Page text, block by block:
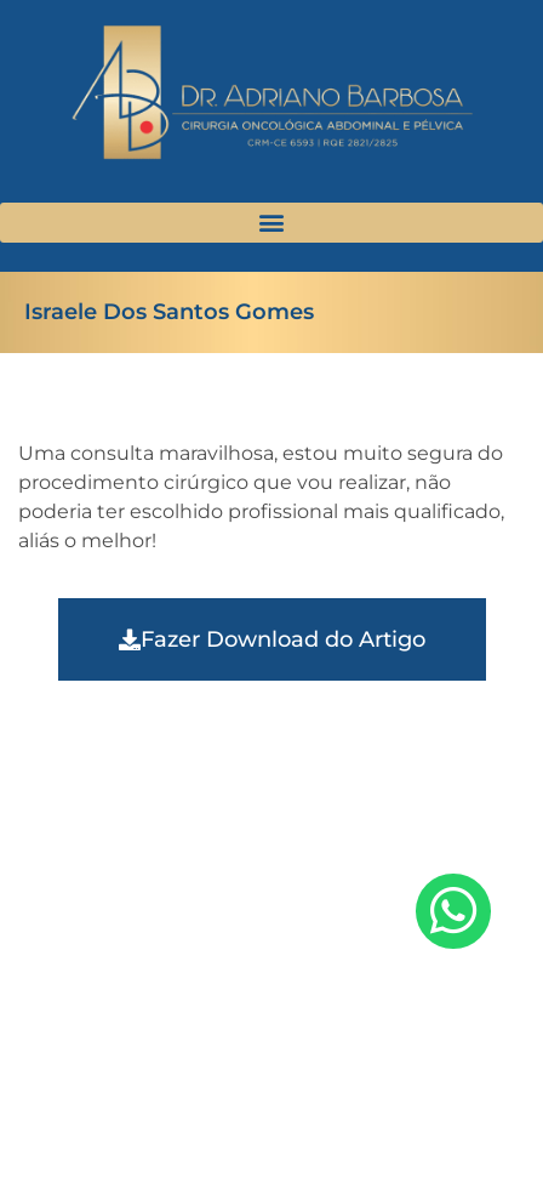
Israele Dos Santos Gomes
Uma consulta maravilhosa, estou muito segura do
procedimento cirúrgico que vou realizar, não
poderia ter escolhido profissional mais qualificado,
aliás o melhor!
Fazer Download do Artigo